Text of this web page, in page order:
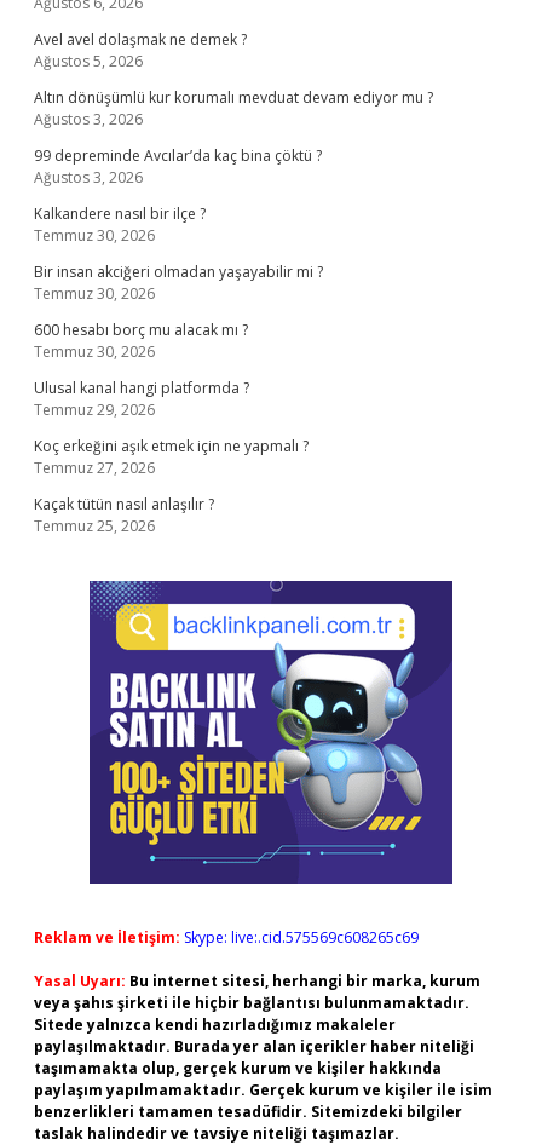
Avel avel dolaşmak ne demek ?
Ağustos 5, 2026
Altın dönüşümlü kur korumalı mevduat devam ediyor mu ?
Ağustos 3, 2026
99 depreminde Avcılar’da kaç bina çöktü ?
Ağustos 3, 2026
Kalkandere nasıl bir ilçe ?
Temmuz 30, 2026
Bir insan akciğeri olmadan yaşayabilir mi ?
Temmuz 30, 2026
600 hesabı borç mu alacak mı ?
Temmuz 30, 2026
Ulusal kanal hangi platformda ?
Temmuz 29, 2026
Koç erkeğini aşık etmek için ne yapmalı ?
Temmuz 27, 2026
Kaçak tütün nasıl anlaşılır ?
Temmuz 25, 2026
Reklam ve İletişim: Skype: live:.cid.575569c608265c69
Yasal Uyarı: Bu internet sitesi, herhangi bir marka, kurum
veya şahıs şirketi ile hiçbir bağlantısı bulunmamaktadır.
Sitede yalnızca kendi hazırladığımız makaleler
paylaşılmaktadır. Burada yer alan içerikler haber niteliği
taşımamakta olup, gerçek kurum ve kişiler hakkında
paylaşım yapılmamaktadır. Gerçek kurum ve kişiler ile isim
benzerlikleri tamamen tesadüfidir. Sitemizdeki bilgiler
taslak halindedir ve tavsiye niteliği taşımazlar.